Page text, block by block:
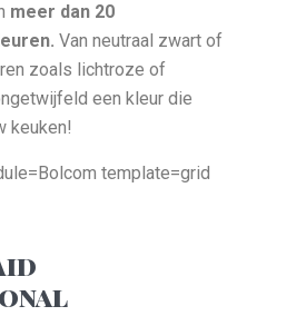
meer dan 20
Van neutraal zwart of
zoals lichtroze of
een kleur die
keuken!
template=grid